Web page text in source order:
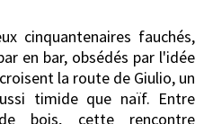
cinquantenaires fauchés,
en bar, obsédés par l'idée
la route de Giulio, un
timide que naïf. Entre
bois, cette rencontre